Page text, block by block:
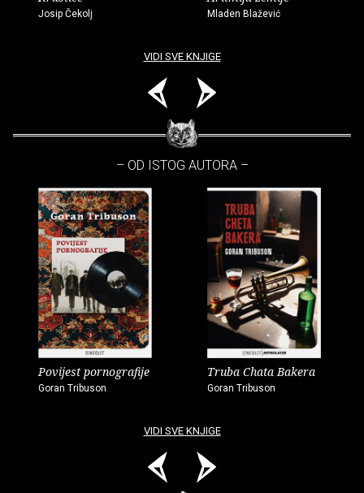
Josip Čekolj Mladen Blažević
VIDI SVE KNJIGE
– OD ISTOG AUTORA –
Povijest pornografije
Goran Tribuson
Truba Chata Bakera
Goran Tribuson
VIDI SVE KNJIGE